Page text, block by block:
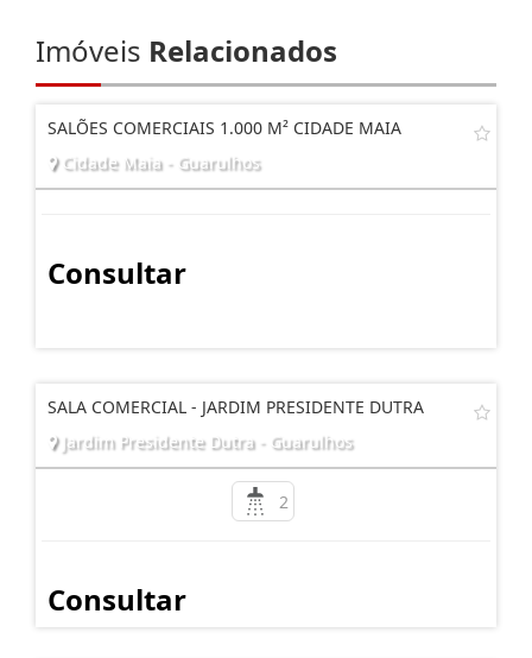
Imóveis Relacionados
SALÕES COMERCIAIS 1.000 M² CIDADE MAIA
Cidade Maia - Guarulhos
Consultar
SALA COMERCIAL - JARDIM PRESIDENTE DUTRA
Jardim Presidente Dutra - Guarulhos
2
Consultar